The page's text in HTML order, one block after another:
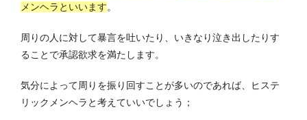
メンヘラといいます。
周りの人に対して暴言を吐いたり、いきなり泣き出したりす
ることで承認欲求を満たします。
気分によって周りを振り回すことが多いのであれば、ヒステ
リックメンヘラと考えていいでしょう；